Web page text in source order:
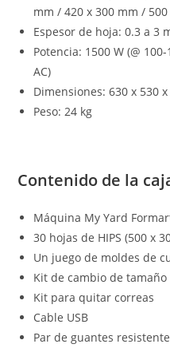
mm / 420 x 300 mm /
Espesor de hoja: 0.3 a 3
Potencia: 1500 W (@
AC)
Dimensiones: 630 x 530
Peso: 24 kg
Contenido de la
Máquina My Yard
30 hojas de HIPS (500 x
Un juego de moldes de
Kit de cambio de tamaño
Kit para quitar correas
Cable USB
Par de guantes